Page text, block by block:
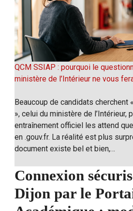
QCM SSIAP : pourquoi le
ministère de l’Intérieur ne vous
Beaucoup de candidats cherchent
», celui du ministère de l’Intérieur,
entraînement officiel les attend
en .gouv.fr. La réalité est plus
document existe bel et bien,…
Connexion
Dijon par le